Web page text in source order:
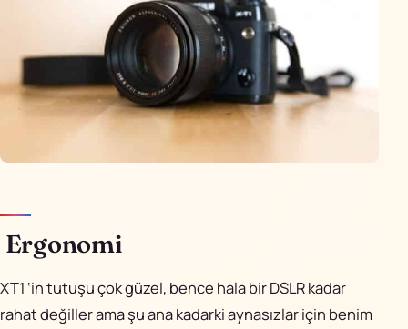
Ergonomi
XT1 ‘in tutuşu çok güzel, bence hala bir DSLR kadar
rahat değiller ama şu ana kadarki aynasızlar için benim